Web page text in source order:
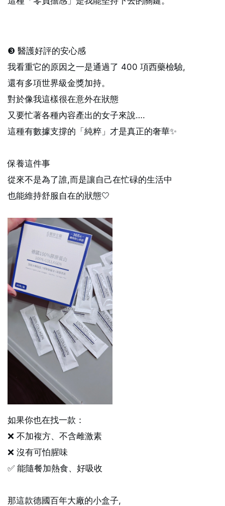
❸ 醫護好評的安心感
我看重它的原因之一是通過了 400 項西藥檢驗,
還有多項世界級金獎加持。
對於像我這樣很在意外在狀態
又要忙著各種內容產出的女子來說….
這種有數據支撐的「純粹」才是真正的奢華✨
保養這件事
從來不是為了誰,而是讓自己在忙碌的生活中
也能維持舒服自在的狀態🤍
如果你也在找一款：
❌ 不加複方、不含雌激素
❌ 沒有可怕腥味
✅ 能隨餐加熱食、好吸收
那這款德國百年大廠的小盒子,